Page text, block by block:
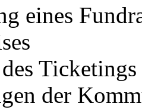
eines
Ticketings
der